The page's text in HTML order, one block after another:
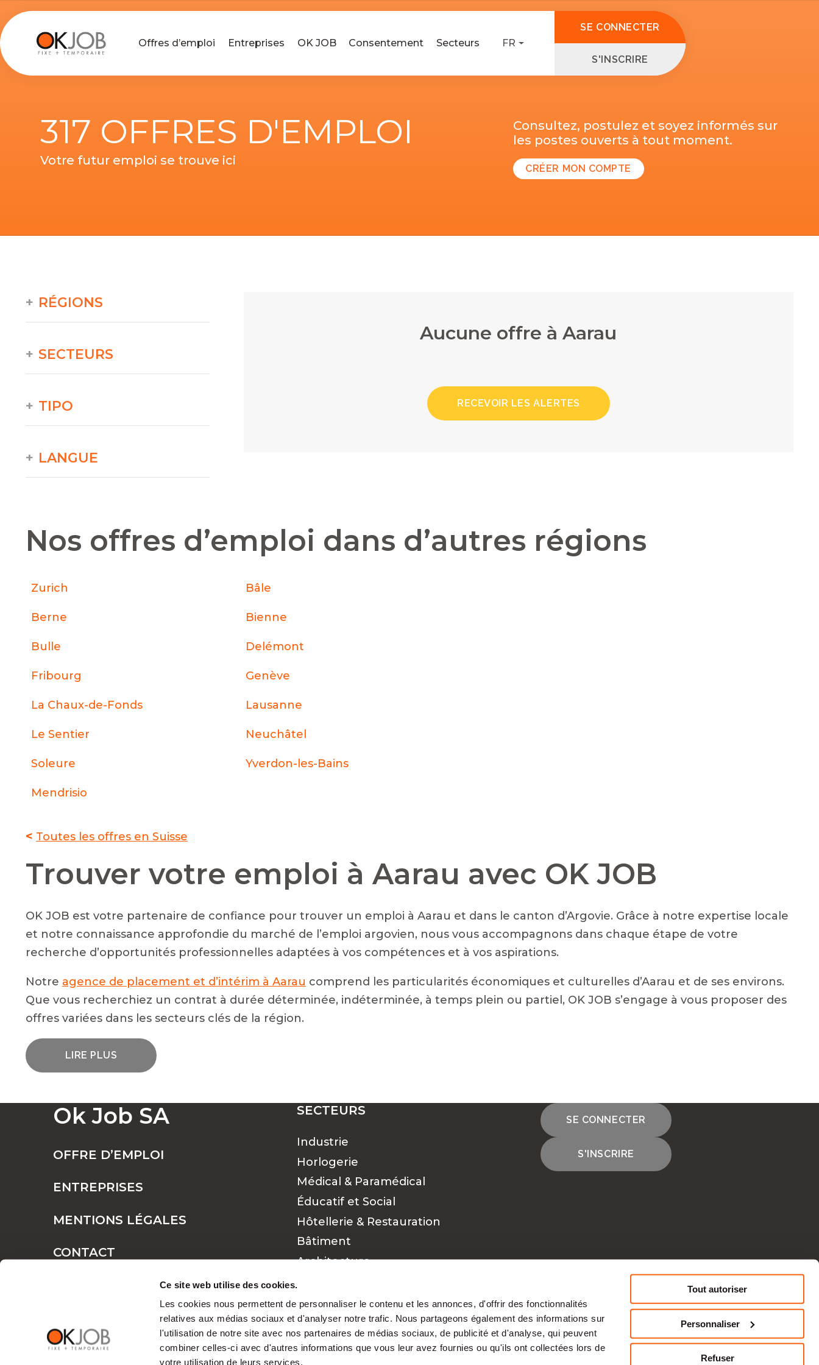
Ce site web utilise des cookies.
Les cookies nous permettent de personnaliser le contenu et les annonces, d'offrir des fonctionnalités
relatives aux médias sociaux et d'analyser notre trafic. Nous partageons également des informations sur
l'utilisation de notre site avec nos partenaires de médias sociaux, de publicité et d'analyse, qui peuvent
combiner celles-ci avec d'autres informations que vous leur avez fournies ou qu'ils ont collectées lors de
votre utilisation de leurs services.
Tout autoriser
Personnaliser
Refuser
Offres d’emploi Entreprises OK JOB Consentement Secteurs FR
SE CONNECTER
S'INSCRIRE
317 OFFRES D'EMPLOI
Votre futur emploi se trouve ici
Consultez, postulez et soyez informés sur
les postes ouverts à tout moment.
CRÉER MON COMPTE
Aucune offre à Aarau
RECEVOIR LES ALERTES
RÉGIONS
SECTEURS
TIPO
LANGUE
Nos offres d’emploi dans d’autres régions
Zurich Bâle
Berne Bienne
Bulle Delémont
Fribourg Genève
La Chaux-de-Fonds Lausanne
Le Sentier Neuchâtel
Soleure Yverdon-les-Bains
Mendrisio
< Toutes les offres en Suisse
Trouver votre emploi à Aarau avec OK JOB
OK JOB est votre partenaire de confiance pour trouver un emploi à Aarau et dans le canton d’Argovie. Grâce à notre expertise locale
et notre connaissance approfondie du marché de l’emploi argovien, nous vous accompagnons dans chaque étape de votre
recherche d’opportunités professionnelles adaptées à vos compétences et à vos aspirations.
Notre agence de placement et d’intérim à Aarau comprend les particularités économiques et culturelles d’Aarau et de ses environs.
Que vous recherchiez un contrat à durée déterminée, indéterminée, à temps plein ou partiel, OK JOB s’engage à vous proposer des
offres variées dans les secteurs clés de la région.
LIRE PLUS
Emploi dans le canton d’Argovie
Le canton d’Argovie offre une économie dynamique et diversifiée, et OK JOB vous connecte avec des employeurs dans des domaines
tels que :
L’industrie manufacturière et mécanique, pilier historique de la région.
Le secteur médical et paramédical, en forte demande.
L’administration et les postes de cadre, pour les profils expérimentés.
L’hôtellerie et la restauration, toujours en quête de talents.
Notre vaste réseau d’entreprises partenaires à Aarau nous permet d’avoir accès à des offres d’emploi parfois exclusives, avant
même leur publication officielle.
Ok Job SA
OFFRE D’EMPLOI
ENTREPRISES
MENTIONS LÉGALES
CONTACT
SECTEURS
Industrie
Horlogerie
Médical & Paramédical
Éducatif et Social
Hôtellerie & Restauration
Bâtiment
Architecture
Finance
Cadres
SE CONNECTER
S'INSCRIRE
CONTACTEZ-NOUS